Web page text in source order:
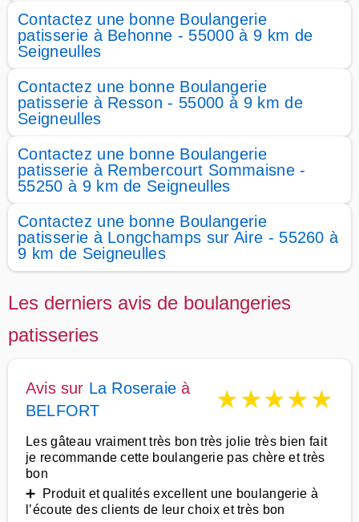
Contactez une bonne Boulangerie
patisserie à Behonne - 55000 à 9 km de
Seigneulles
Contactez une bonne Boulangerie
patisserie à Resson - 55000 à 9 km de
Seigneulles
Contactez une bonne Boulangerie
patisserie à Rembercourt Sommaisne -
55250 à 9 km de Seigneulles
Contactez une bonne Boulangerie
patisserie à Longchamps sur Aire - 55260 à
9 km de Seigneulles
Les derniers avis de boulangeries
patisseries
Avis sur La Roseraie à
BELFORT
★★★★★
Les gâteau vraiment très bon très jolie très bien fait
je recommande cette boulangerie pas chère et très
bon
➕ Produit et qualités excellent une boulangerie à
l’écoute des clients de leur choix et très bon